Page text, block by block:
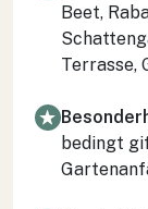
Beet,
Terrasse,
bedingt